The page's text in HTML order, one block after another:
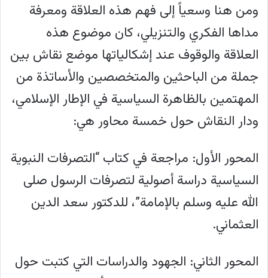
ومن هنا وسعياً إلى فهم هذه العلاقة ومعرفة
مداها الفكري والتنزيلي، كان موضوع هذه
العلاقة والوقوف عند إشكالياتها موضع نقاش بين
جملة من الباحثين والمتخصصين والأساتذة من
المهتمين بالظاهرة السياسية في الإطار الإسلامي،
ودار النقاش حول خمسة محاور هي:
المحور الأول: مراجعة في كتاب “التصرفات النبوية
السياسية دراسة أصولية لتصرفات الرسول صلى
الله عليه وسلم بالإمامة”، للدكتور سعد الدين
العثماني.
المحور الثاني: الجهود والدراسات التي كتبت حول